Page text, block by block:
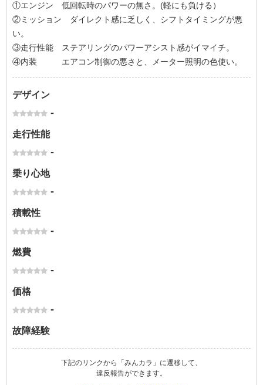
①エンジン 低回転時のパワーの無さ。(軽にも負ける）
②ミッション ダイレクト感に乏しく、シフトタイミングが悪
い。
③走行性能 ステアリングのパワーアシスト感がイマイチ。
④内装 エアコン制御の悪さと、メーター照明の色使い。
デザイン
-
走行性能
-
乗り心地
-
積載性
-
燃費
-
価格
-
故障経験
下記のリンクから「みんカラ」に遷移して、
違反報告ができます。